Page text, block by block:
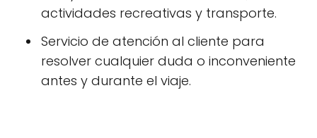
actividades recreativas y transporte.
Servicio de atención al cliente para
resolver cualquier duda o inconveniente
antes y durante el viaje.